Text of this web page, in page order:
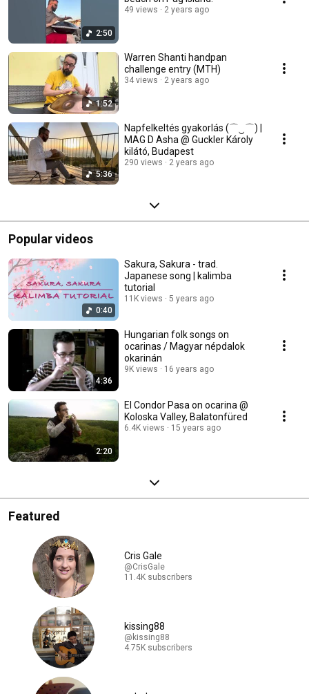
2:50
49 views 2 years ago
1:52
Warren Shanti handpan
challenge entry (MTH)
34 views 2 years ago
5:36
Napfelkeltés gyakorlás (⌒‿⌒) |
MAG D Asha @ Guckler Károly
kilátó, Budapest
290 views 2 years ago
Popular videos
0:40
Sakura, Sakura - trad.
Japanese song | kalimba
tutorial
11K views 5 years ago
4:36
Hungarian folk songs on
ocarinas / Magyar népdalok
okarinán
9K views 16 years ago
2:20
El Condor Pasa on ocarina @
Koloska Valley, Balatonfüred
6.4K views 15 years ago
Featured
Cris Gale
@CrisGale
11.4K subscribers
kissing88
@kissing88
4.75K subscribers